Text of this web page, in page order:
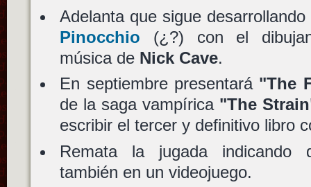
Adelanta que sigue
Pinocchio (¿?) con el
música de Nick Cave.
En septiembre presentará "The
de la saga vampírica "The
escribir el tercer y definitivo libro
Remata la jugada indicando
también en un videojuego.